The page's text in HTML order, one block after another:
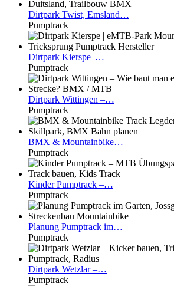
Dirtpark Twist, Emsland…
Pumptrack
Dirtpark Kierspe |…
Pumptrack
Dirtpark Wittingen –…
Pumptrack
BMX & Mountainbike…
Pumptrack
KinderPumptrack –…
Pumptrack
Planung Pumptrack im…
Pumptrack
Dirtpark Wetzlar –…
Pumptrack